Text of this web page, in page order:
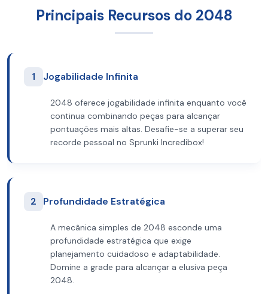
Principais Recursos do 2048
1 Jogabilidade Infinita
2048 oferece jogabilidade infinita enquanto você
continua combinando peças para alcançar
pontuações mais altas. Desafie-se a superar seu
recorde pessoal no Sprunki Incredibox!
2 Profundidade Estratégica
A mecânica simples de 2048 esconde uma
profundidade estratégica que exige
planejamento cuidadoso e adaptabilidade.
Domine a grade para alcançar a elusiva peça
2048.